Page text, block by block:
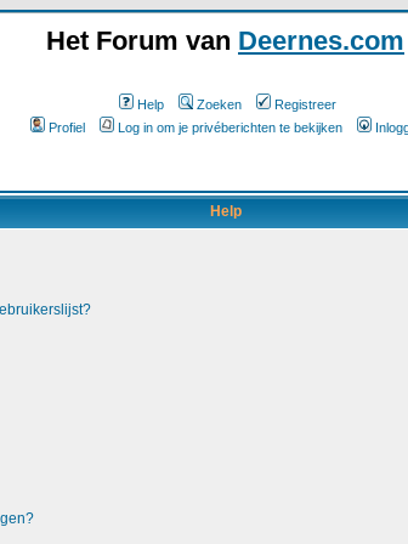
Het Forum van Deernes.com
Help Zoeken
Registreer
Profiel
Log in om je privéberichten te bekijken
Help